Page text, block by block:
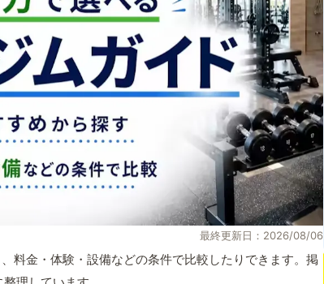
最終更新日：2026/08/06
料金・体験・設備などの条件で比較したりできます。掲